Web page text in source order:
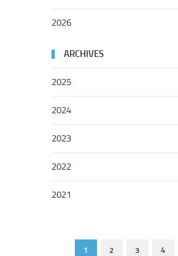
2026
ARCHIVES
2025
2024
2023
2022
2021
1 2 3 4